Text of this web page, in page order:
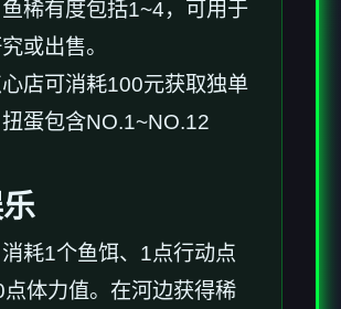
稀有度包括1~4，可用于
或出售。
店可消耗100元获取独单
蛋包含NO.1~NO.12
耗1个鱼饵、1点行动点
点体力值。在河边获得稀